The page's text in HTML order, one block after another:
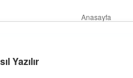
Anasayfa
Yazılır